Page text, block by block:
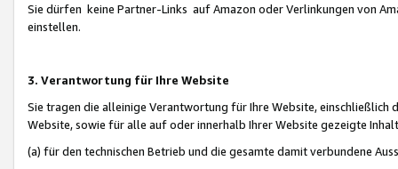
Sie dürfen keine Partner-Links auf Amazon oder Verlinkungen von
einstellen.
3. Verantwortung für Ihre Website
Sie tragen die alleinige Verantwortung für Ihre Website,
Website, sowie für alle auf oder innerhalb Ihrer Website gezeigte
(a) für den technischen Betrieb und die gesamte damit verbundene